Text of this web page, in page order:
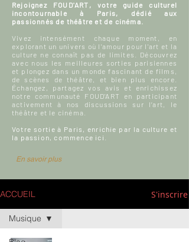
Rejoignez FOUD'ART, votre guide culturel
incontournable à Paris, dédié aux
passionnés de théâtre et de cinéma.
Vivez intensément chaque moment, en
explorant un univers où l'amour pour l'art et la
culture ne connaît pas de limites. Découvrez
avec nous les meilleures sorties parisiennes
et plongez dans un monde fascinant de films,
de scènes de théâtre, et bien plus encore.
Échangez, partagez vos avis et enrichissez
notre communauté FOUD'ART en participant
activement à nos discussions sur l’art, le
théâtre et le cinéma.
Votre sortie à Paris, enrichie par la culture et
la passion, commence ici.
En savoir plus
ACCUEIL S'inscrire
Musique